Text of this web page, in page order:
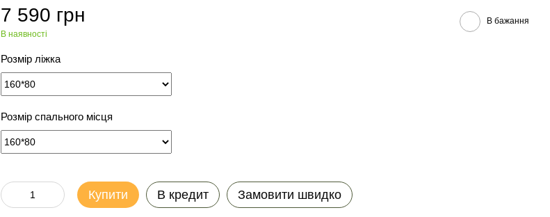
7 590 грн
В наявності
В бажання
Розмір ліжка
Розмір спального місця
Купити В кредит Замовити швидко